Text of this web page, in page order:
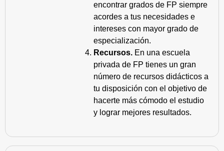
encontrar grados de FP siempre
acordes a tus necesidades e
intereses con mayor grado de
especialización.
Recursos. En una escuela
privada de FP tienes un gran
número de recursos didácticos a
tu disposición con el objetivo de
hacerte más cómodo el estudio
y lograr mejores resultados.